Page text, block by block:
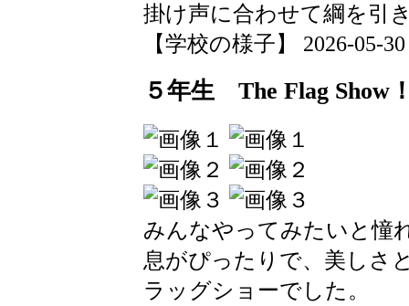
掛け声に合わせて綱を引
【学校の様子】 2026-05-
５年生 The Flag Show
みんなやってみたいと憧
息がぴったりで、美しさ
ラッグショーでした。